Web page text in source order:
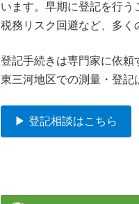
います。早期に登記を行う
税務リスク回避など、多く
登記手続きは専門家に依頼
東三河地区での測量・登記
▶ 登記相談はこちら